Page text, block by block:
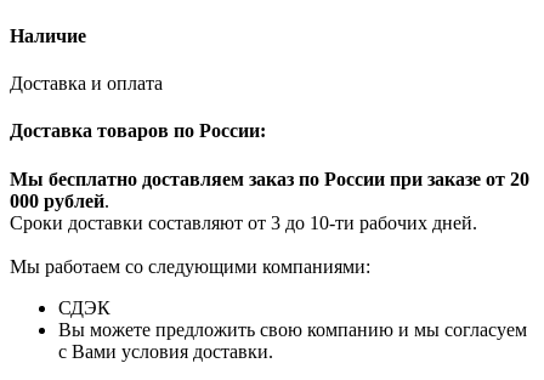
Наличие
Доставка и оплата
Доставка товаров по России:
Мы бесплатно доставляем заказ по России при заказе от 20
000 рублей.
Сроки доставки составляют от 3 до 10-ти рабочих дней.
Мы работаем со следующими компаниями:
СДЭК
Вы можете предложить свою компанию и мы согласуем
с Вами условия доставки.